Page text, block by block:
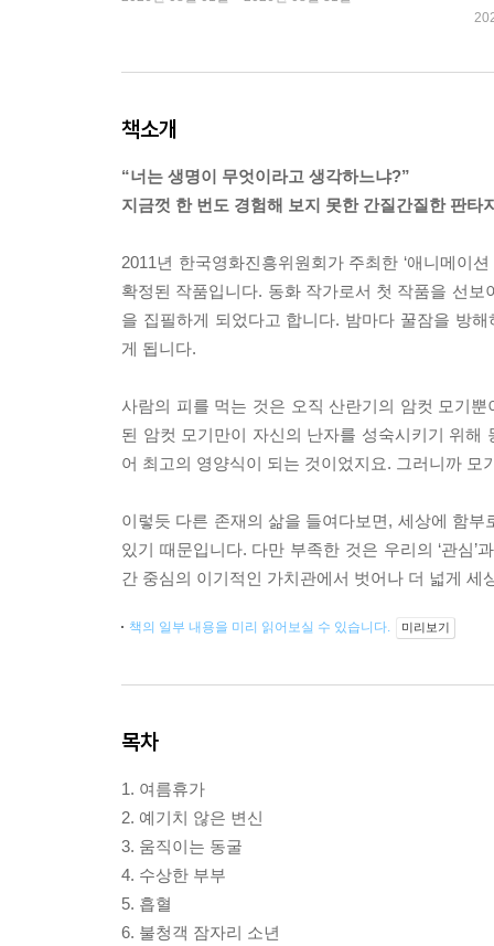
책소개
“너는 생명이 무엇이라고 생각하느냐?”
지금껏 한 번도 경험해 보지 못한 간질간질한 판타
2011년 한국영화진흥위원회가 주최한 ‘애니메이
확정된 작품입니다. 동화 작가로서 첫 작품을 선
을 집필하게 되었다고 합니다. 밤마다 꿀잠을 방
게 됩니다.
사람의 피를 먹는 것은 오직 산란기의 암컷 모기
된 암컷 모기만이 자신의 난자를 성숙시키기 위
어 최고의 영양식이 되는 것이었지요. 그러니까
이렇듯 다른 존재의 삶을 들여다보면, 세상에 함부
있기 때문입니다. 다만 부족한 것은 우리의 ‘관심’
간 중심의 이기적인 가치관에서 벗어나 더 넓게
책의 일부 내용을 미리 읽어보실 수 있습니다. 미리보기
목차
1. 여름휴가
2. 예기치 않은 변신
3. 움직이는 동굴
4. 수상한 부부
5. 흡혈
6. 불청객 잠자리 소년